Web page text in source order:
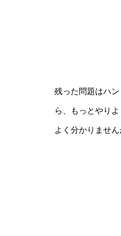
残った問題はハ
ら、もっとやり
よく分かりませ